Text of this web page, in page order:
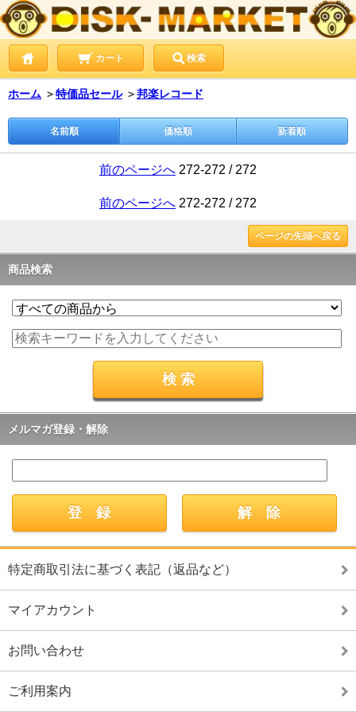
カート 検索
ホーム ＞特価品セール ＞邦楽レコード
名前順 価格順 新着順
前のページへ 272-272 / 272
前のページへ 272-272 / 272
ページの先頭へ戻る
商品検索
メルマガ登録・解除
特定商取引法に基づく表記（返品など）
マイアカウント
お問い合わせ
ご利用案内